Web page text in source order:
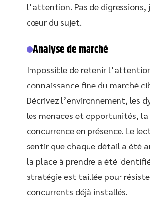
l’attention. Pas de digressions,
cœur du sujet.
Analyse de marché
Impossible de retenir
connaissance fine du marché
Décrivez l’environnement, les
les menaces et opportunités, la
concurrence en présence. Le
sentir que chaque détail a été
la place à prendre a été
stratégie est taillée pour
concurrents déjà installés.